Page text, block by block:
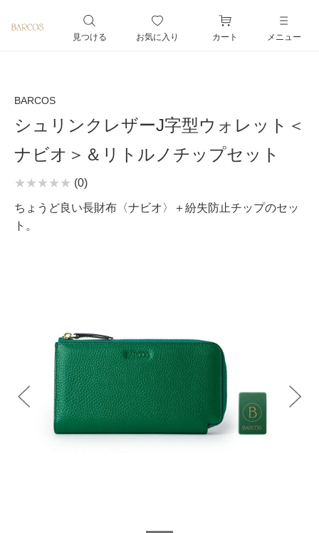
見つける お気に入り カート メニュー
BARCOS
シュリンクレザーJ字型ウォレット＜
ナビオ＞＆リトルノチップセット
(0)
ちょうど良い長財布〈ナビオ〉＋紛失防止チップのセッ
ト。